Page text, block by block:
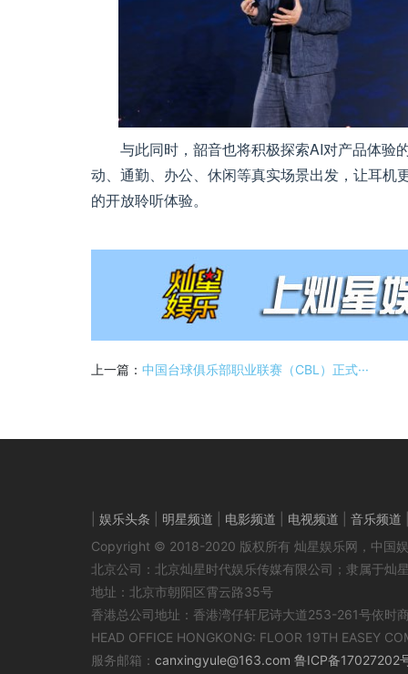
与此同时，韶音也将积极探索AI对产品体
动、通勤、办公、休闲等真实场景出发，让耳机
的开放聆听体验。
上一篇： 中国台球俱乐部职业联赛（CBL）正式···
娱乐头条 明星频道 电影频道 电视频道 音乐频道
Copyright © 2018-2020 版权所有 灿星娱乐网，中国
北京公司：北京灿星时代娱乐传媒有限公司；隶属于灿
地址：北京市朝阳区霄云路35号
香港总公司地址：香港湾仔轩尼诗大道253-261号依时
HEAD OFFICE HONGKONG: FLOOR 19TH EASEY
服务邮箱： canxingyule@163.com 鲁ICP备17027202